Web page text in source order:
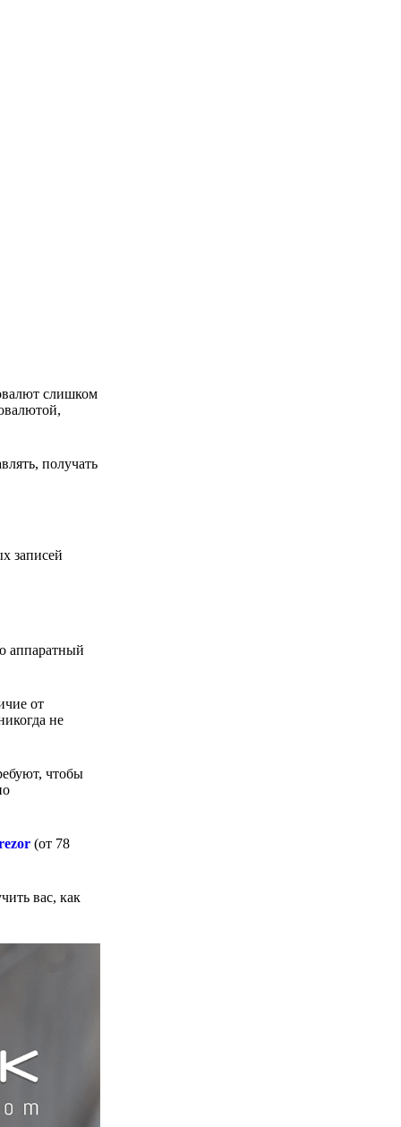
слишком
получать
записей
аппаратный
от
не
чтобы
(от 78
вас, как